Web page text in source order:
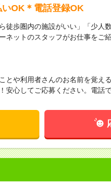
OK＊電話登録OK
徒歩圏内の施設がいい」「少人
ネットのスタッフがお仕事をご
とや利用者さんのお名前を覚え
安心してご応募ください。電話